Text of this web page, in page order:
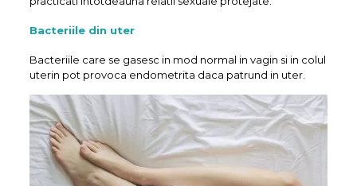
Bacteriile din uter
Bacteriile care se gasesc in mod normal in vagin si in colul
uterin pot provoca endometrita daca patrund in uter.